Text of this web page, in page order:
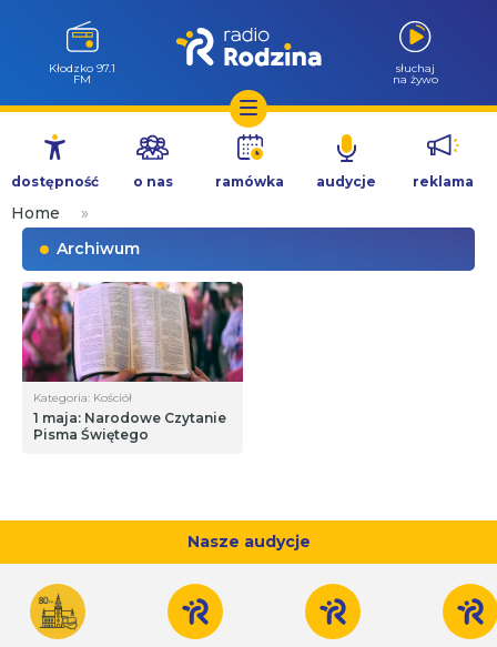
Przejdź
treści
Wołów 99.6
FM
słuchaj
na żywo
dostępność o nas ramówka audycje reklama
Home
»
Archiwum
Kategoria: Kościół
1 maja: Narodowe Czytanie
Pisma Świętego
Nasze audycje